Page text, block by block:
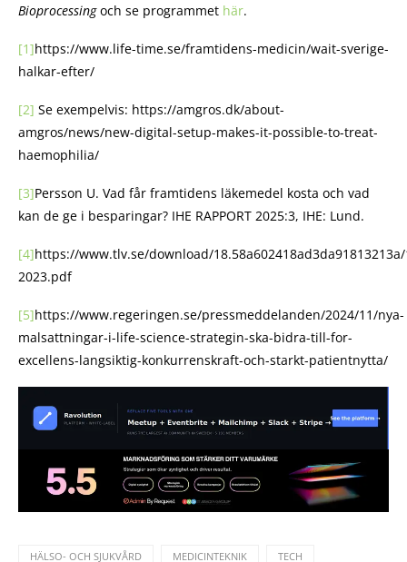
Bioprocessingoch se programmet här.
[1]https://www.life-time.se/framtidens-medicin/wait-sverige-
halkar-efter/
[2] Se exempelvis: https://amgros.dk/about-
amgros/news/new-digital-setup-makes-it-possible-to-treat-
haemophilia/
[3]Persson U. Vad får framtidens läkemedel kosta och vad
kan de ge i besparingar? IHE RAPPORT 2025:3, IHE: Lund.
[4]https://www.tlv.se/download/
2023.pdf
[5]https://www.regeringen.se/pressmeddelanden/2024/11/nya-
malsattningar-i-life-science-strategin-ska-bidra-till-for-
excellens-langsiktig-konkurrenskraft-och-starkt-patientnytta/
HÄLSO- OCH SJUKVÅRD MEDICINTEKNIK TECH